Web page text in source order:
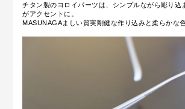
チタン製のヨロイパーツは、シンプルながら彫り込
がアクセントに。
MASUNAGAましい質実剛健な作り込みと柔らかな